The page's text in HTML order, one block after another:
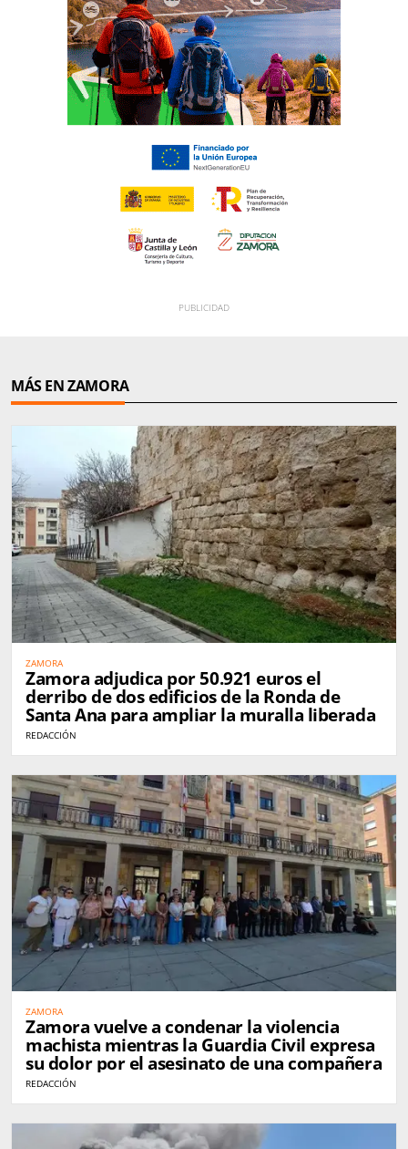
MÁS EN ZAMORA
ZAMORA
Zamora adjudica por 50.921 euros el
derribo de dos edificios de la Ronda de
Santa Ana para ampliar la muralla liberada
REDACCIÓN
ZAMORA
Zamora vuelve a condenar la violencia
machista mientras la Guardia Civil expresa
su dolor por el asesinato de una compañera
REDACCIÓN